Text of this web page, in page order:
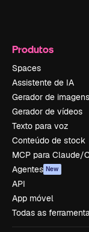
Produtos
Spaces
Assistente de IA
Gerador de imagens
Gerador de vídeos
Texto para voz
Conteúdo de stock
MCP para Claude/
Agentes New
API
App móvel
Todas as